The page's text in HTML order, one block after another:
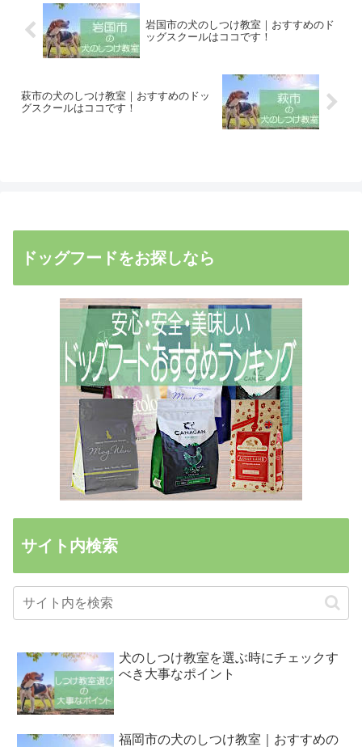
岩国市の犬のしつけ教室｜おすすめのド
ッグスクールはココです！
萩市の犬のしつけ教室｜おすすめのドッ
グスクールはココです！
ドッグフードをお探しなら
サイト内検索
犬のしつけ教室を選ぶ時にチェックす
べき大事なポイント
福岡市の犬のしつけ教室｜おすすめの